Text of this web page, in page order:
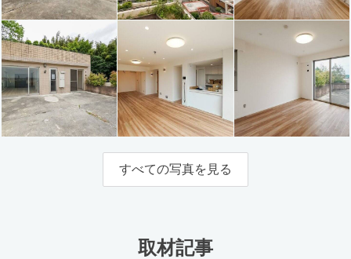
すべての写真を見る
取材記事